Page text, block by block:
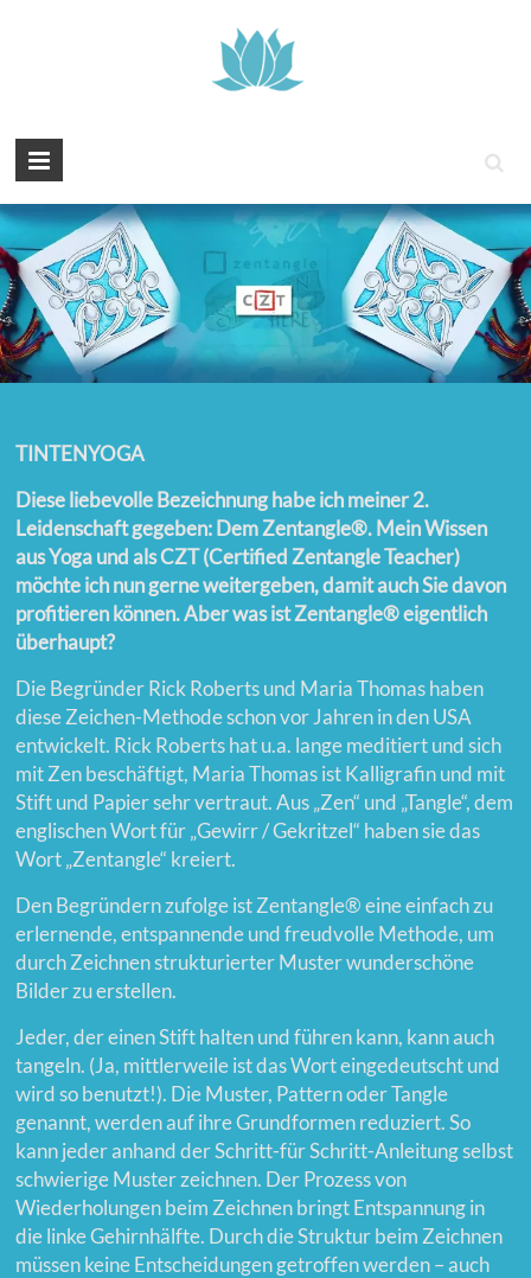
TINTENYOGA
Diese liebevolle Bezeichnung habe ich meiner 2.
Leidenschaft gegeben: Dem Zentangle®. Mein Wissen
aus Yoga und als CZT (Certified Zentangle Teacher)
möchte ich nun gerne weitergeben, damit auch Sie davon
profitieren können. Aber was ist Zentangle® eigentlich
überhaupt?
Die Begründer Rick Roberts und Maria Thomas haben
diese Zeichen-Methode schon vor Jahren in den USA
entwickelt. Rick Roberts hat u.a. lange meditiert und sich
mit Zen beschäftigt, Maria Thomas ist Kalligrafin und mit
Stift und Papier sehr vertraut. Aus „Zen“ und „Tangle“, dem
englischen Wort für „Gewirr / Gekritzel“ haben sie das
Wort „Zentangle“ kreiert.
Den Begründern zufolge ist Zentangle® eine einfach zu
erlernende, entspannende und freudvolle Methode, um
durch Zeichnen strukturierter Muster wunderschöne
Bilder zu erstellen.
Jeder, der einen Stift halten und führen kann, kann auch
tangeln. (Ja, mittlerweile ist das Wort eingedeutscht und
wird so benutzt!). Die Muster, Pattern oder Tangle
genannt, werden auf ihre Grundformen reduziert. So
kann jeder anhand der Schritt-für Schritt-Anleitung selbst
schwierige Muster zeichnen. Der Prozess von
Wiederholungen beim Zeichnen bringt Entspannung in
die linke Gehirnhälfte. Durch die Struktur beim Zeichnen
müssen keine Entscheidungen getroffen werden – auch